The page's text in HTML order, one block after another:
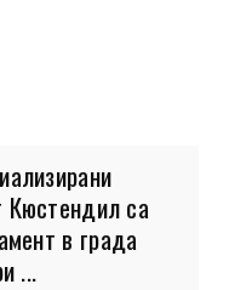
Кюстендил са
в града
...